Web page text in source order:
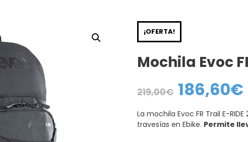
¡OFERTA!
Mochila Evoc
219,00€
El
precio
original
219,00€.
186,60€
La mochila Evoc FR Trail E-
travesías en Ebike. Permite